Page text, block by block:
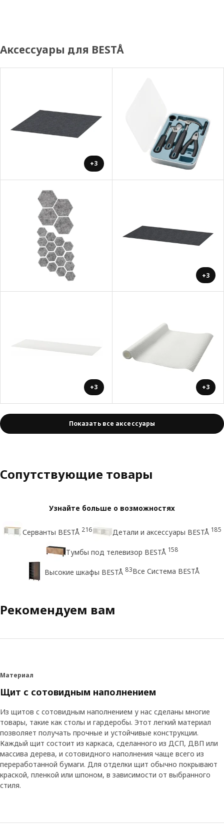
Аксессуары для BESTÅ
+3
+3
+3 +3
Показать все аксессуары
Сопутствующие товары
Узнайте больше о возможностях
Серванты BESTÅ 216 Детали и аксессуары BESTÅ 185
Тумбы под телевизор BESTÅ 158
Высокие шкафы BESTÅ 83Все Система BESTÅ
Рекомендуем вам
Материал
Щит с сотовидным наполнением
Из щитов с сотовидным наполнением у нас сделаны многие
товары, такие как столы и гардеробы. Этот легкий материал
позволяет получать прочные и устойчивые конструкции.
Каждый щит состоит из каркаса, сделанного из ДСП, ДВП или
массива дерева, и сотовидного наполнения чаще всего из
переработанной бумаги. Для отделки щит обычно покрывают
краской, пленкой или шпоном, в зависимости от выбранного
стиля.